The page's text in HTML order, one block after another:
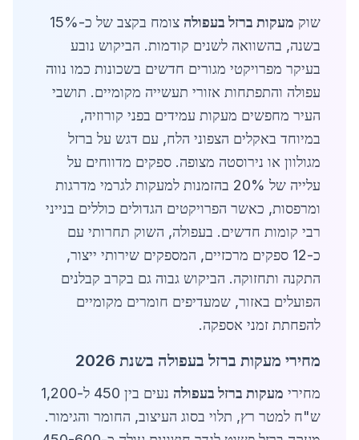
שוק מעקות ברזל בעפולה
צומח בקצב של כ-15%
בשנה, בהשוואה לשנים קודמות. הביקוש נובע
בעיקר מפרויקטי מגורים חדשים בשכונות כמו נווה
עפולה והתפתחות אזורי תעשייה מקומיים. תושבי
העיר מחפשים מעקות עמידים בפני קורוזיה,
במיוחד באקלים הצפוני הלח, עם דגש על ברזל
מגולוון או נירוסטה מצופה. ספקים מדווחים על
עלייה של 20% בהזמנות למעקות לגרמי מדרגות
ומרפסות, כאשר הפרויקטים הגדולים כוללים בנייני
רבי קומות חדשים. בעפולה, השוק תחרותי עם
כ-12 ספקים מרכזיים, המספקים שירותי ייצור,
התקנה ותחזוקה. הביקוש גבוה גם בקרב קבלנים
הפועלים באזור, שמעדיפים חומרים מקומיים
להפחתת זמני אספקה.
מחירי מעקות ברזל בעפולה בשנת 2026
מחירי מעקות ברזל בעפולה
נעים בין 450 ל-1,200
ש"ח למטר רץ, תלוי בסוג העיצוב, החומר והגימור.